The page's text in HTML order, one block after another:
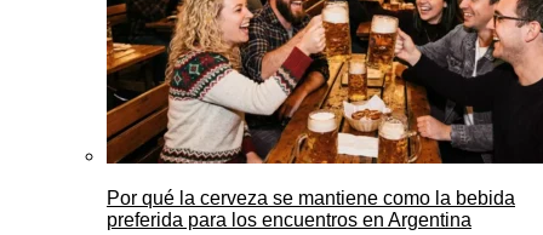
Por qué la cerveza se mantiene como la bebida
preferida para los encuentros en Argentina